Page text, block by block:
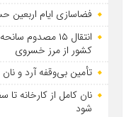
فضاسازی ایام اربعین
انتقال ۱۵
کشور از مرز خسروی
تأمین بی‌وقفه آرد و
نان کامل از کارخانه
شود